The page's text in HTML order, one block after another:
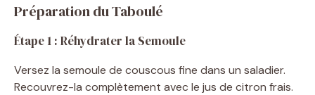
Préparation du Taboulé
Étape 1 : Réhydrater la Semoule
Versez la semoule de couscous fine dans un saladier.
Recouvrez-la complètement avec le jus de citron frais.